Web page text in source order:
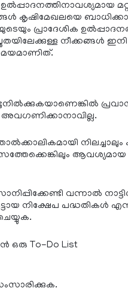
കൃഷിമേഖലയെ
പ്രാദേശിക
നീക്കങ്ങൾ
ആവശ്യമായ
വന്നാൽ
നിക്ഷേപ പദ്ധതികൾ
ഒരു To-Do List